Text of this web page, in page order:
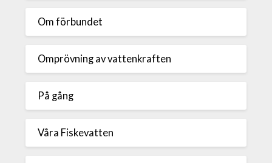
Om förbundet
Omprövning av vattenkraften
På gång
Våra Fiskevatten